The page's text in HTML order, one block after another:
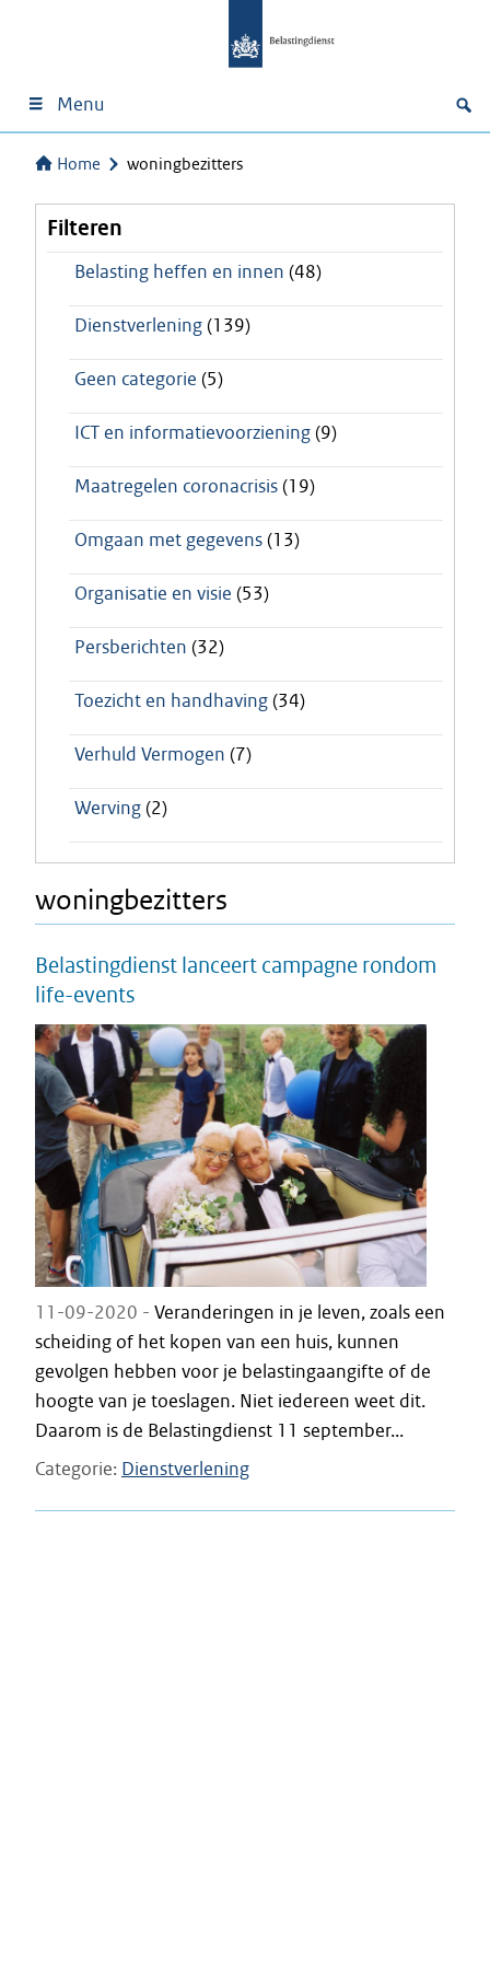
Menu
Home woningbezitters
Filteren
Belasting heffen en innen (48)
Dienstverlening(139)
Geen categorie (5)
ICT en informatievoorziening(9)
Maatregelen coronacrisis(19)
Omgaan met gegevens(13)
Organisatie en visie (53)
Persberichten (32)
Toezicht en handhaving(34)
Verhuld Vermogen (7)
Werving(2)
woningbezitters
Belastingdienst lanceert campagne rondom
life-events
11-09-2020 - Veranderingen in je leven, zoals een
scheiding of het kopen van een huis, kunnen
gevolgen hebben voor je belastingaangifte of de
hoogte van je toeslagen. Niet iedereen weet dit.
Daarom is de Belastingdienst 11 september...
Categorie Dienstverlening